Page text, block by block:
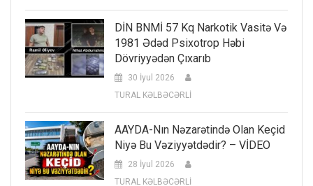
DİN BNMİ 57 Kq Narkotik Vasitə Və
1981 Ədəd Psixotrop Həbi
Dövriyyədən Çıxarıb
30 İyul 2026
TURAL KƏLBƏCƏRLİ
AAYDA-Nın Nəzarətində Olan Keçid
Niyə Bu Vəziyyətdədir? – VİDEO
28 İyul 2026
TURAL KƏLBƏCƏRLİ